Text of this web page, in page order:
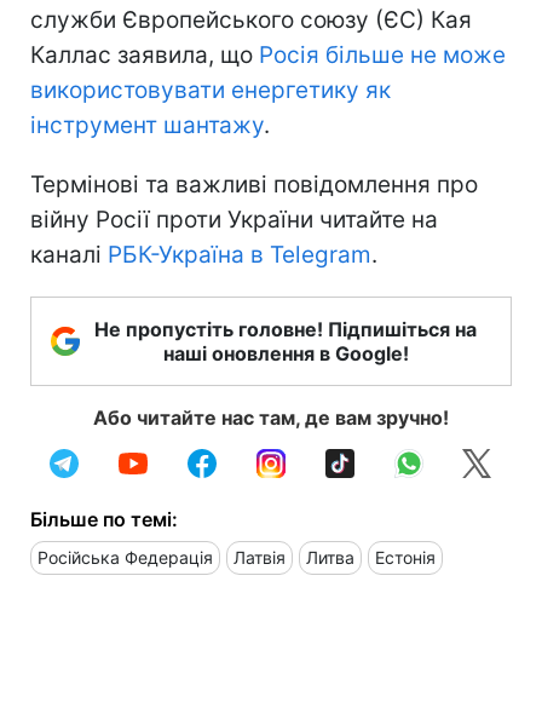
служби Європейського союзу (ЄС) Кая
Каллас заявила, що Росія більше не може
використовувати енергетику як
інструмент шантажу.
Термінові та важливі повідомлення про
війну Росії проти України читайте на
каналі РБК-Україна в Telegram.
Не пропустіть головне! Підпишіться на
наші оновлення в Google!
Або читайте нас там, де вам зручно!
Більше по темі:
Російська Федерація Латвія Литва Естонія